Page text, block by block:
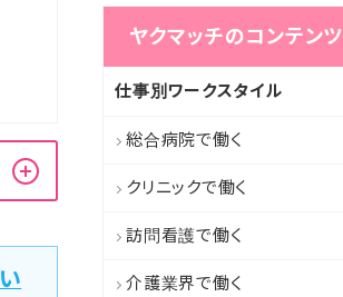
ヤクマッチのコンテンツ
仕事別ワークスタイル
総合病院で働く
クリニックで働く
訪問看護で働く
介護業界で働く